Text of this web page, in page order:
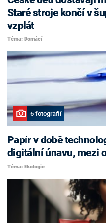
Staré stroje končí v
vzplát
Téma: Domácí
6 fotografií
Papír v době
digitální únavu, mezi
Téma: Ekologie